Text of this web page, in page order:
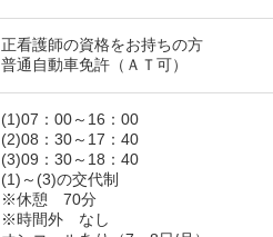
正看護師の資格をお持ちの方
普通自動車免許（ＡＴ可）
(1)07：00～16：00
(2)08：30～17：40
(3)09：30～18：40
(1)～(3)の交代制
※休憩 70分
※時間外 なし